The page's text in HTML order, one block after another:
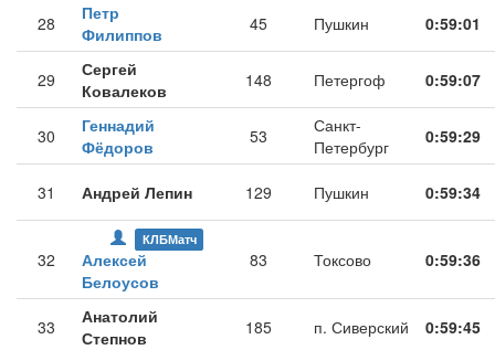
28
Петр
Филиппов
45 Пушкин 0:59:01
29
Сергей
Ковалеков
148 Петергоф 0:59:07
30
Геннадий
Фёдоров
53
Санкт-
Петербург
0:59:29
31 Андрей Лепин 129 Пушкин 0:59:34
32
КЛБМатч
Алексей
Белоусов
83 Токсово 0:59:36
33
Анатолий
Степнов
185 п. Сиверский 0:59:45